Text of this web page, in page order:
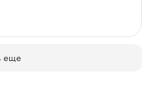
еще